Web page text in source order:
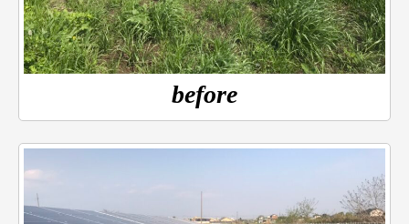
before